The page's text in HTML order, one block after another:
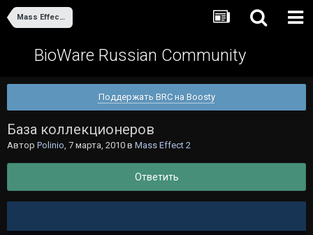
Mass Effect 2
BioWare Russian Community
Поддержать BRC на Boosty
База коллекционеров
Автор Polinio, 7 марта, 2010 в Mass Effect 2
Ответить